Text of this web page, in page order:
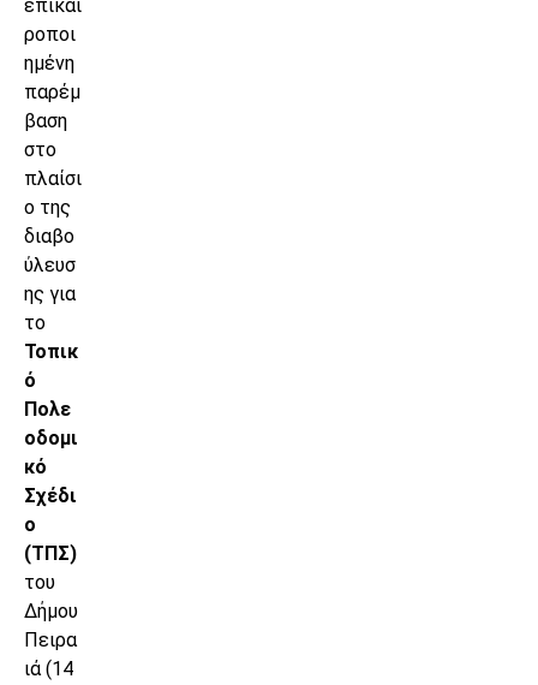
επικαι
ροποι
ημένη
παρέμ
βαση
στο
πλαίσι
ο της
διαβο
ύλευσ
ης για
το
Τοπικ
ό
Πολε
οδομι
κό
Σχέδι
ο
(ΤΠΣ)
του
Δήμου
Πειρα
ιά (14